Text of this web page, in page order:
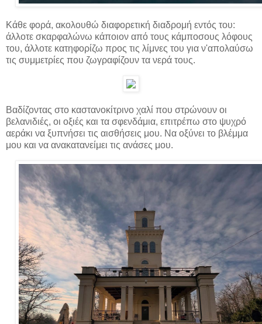
Κάθε φορά, ακολουθώ διαφορετική διαδρομή εντός του:
άλλοτε σκαρφαλώνω κάποιον από τους κάμποσους λόφους
του, άλλοτε κατηφορίζω προς τις λίμνες του για ν'απολαύσω
τις συμμετρίες που ζωγραφίζουν τα νερά τους.
Βαδίζοντας στο καστανοκίτρινο χαλί που στρώνουν οι
βελανιδιές, οι οξιές και τα σφενδάμια, επιτρέπω στο ψυχρό
αεράκι να ξυπνήσει τις αισθήσεις μου. Να οξύνει το βλέμμα
μου και να ανακατανείμει τις ανάσες μου.